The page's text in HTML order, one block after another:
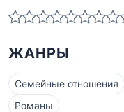
ЖАНРЫ
Семейные отношения
Романы